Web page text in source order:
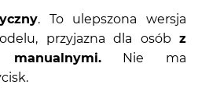
. To ulepszona wersja
przyjazna dla osób z
manualnymi.Nie ma